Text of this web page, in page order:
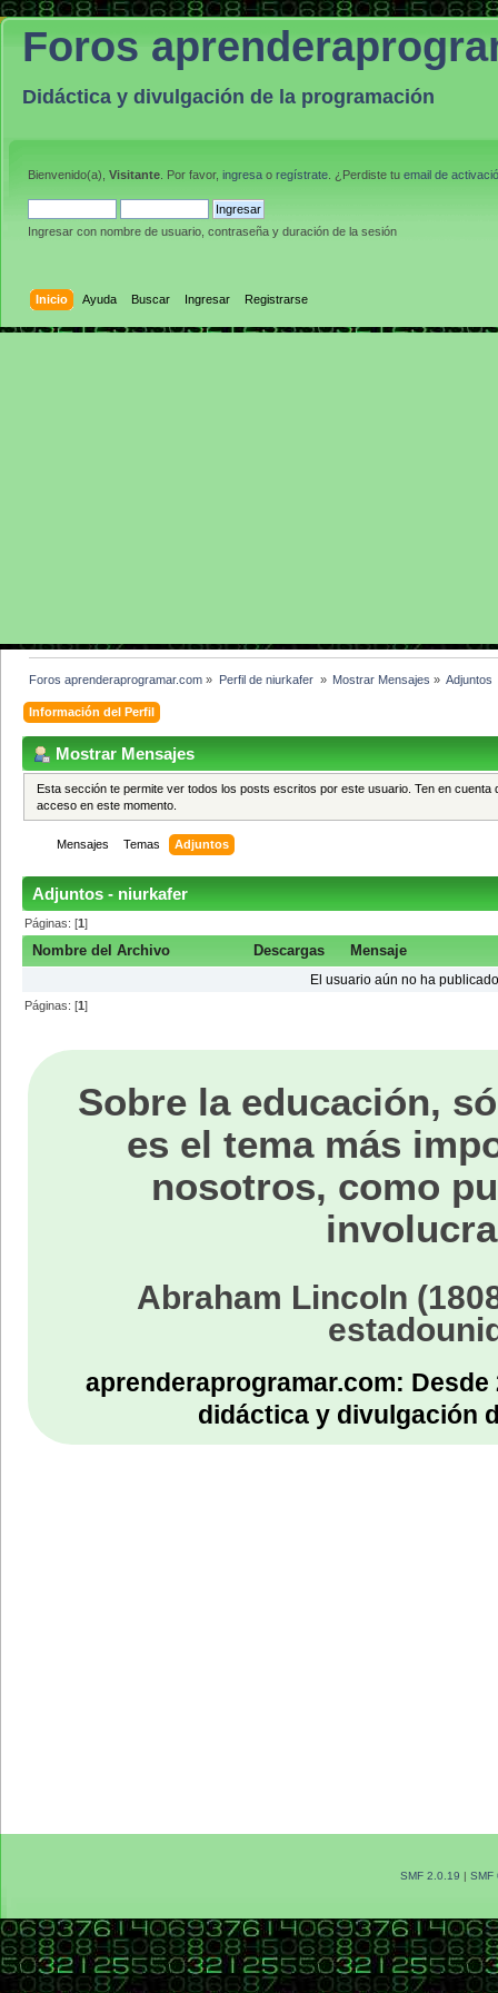
Foros
Didáctica y divulgación de la programación
Bienvenido(a), Visitante . Por favor, ingresa o regístrate . ¿Perdiste tu email de
Ingresar con nombre de usuario, contraseña y duración de la sesión
Inicio Ayuda Buscar Ingresar Registrarse
Foros aprenderaprogramar.com » Perfil de niurkafer » Mostrar Mensajes » Adjuntos
Información del Perfil
Mostrar Mensajes
Esta sección te permite ver todos los posts escritos por este usuario. Ten en
acceso en este momento.
Mensajes Temas Adjuntos
Adjuntos - niurkafer
Páginas: [1]
Nombre del Archivo Descargas Mensaje
El usuario aún no ha
Páginas: [1]
Sobre la educación,
es el tema más
nosotros, como
Abraham Lincoln
aprenderaprogramar.com:
didáctica y divulgación
SMF 2.0.19 | SMF